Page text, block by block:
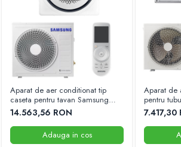
Aparat de aer conditionat tip
caseta pentru tavan Samsung
18000BTU 840x840
14.563,56 RON
Adauga in cos
Aparat de
pentru
18000BTU
7.417,30